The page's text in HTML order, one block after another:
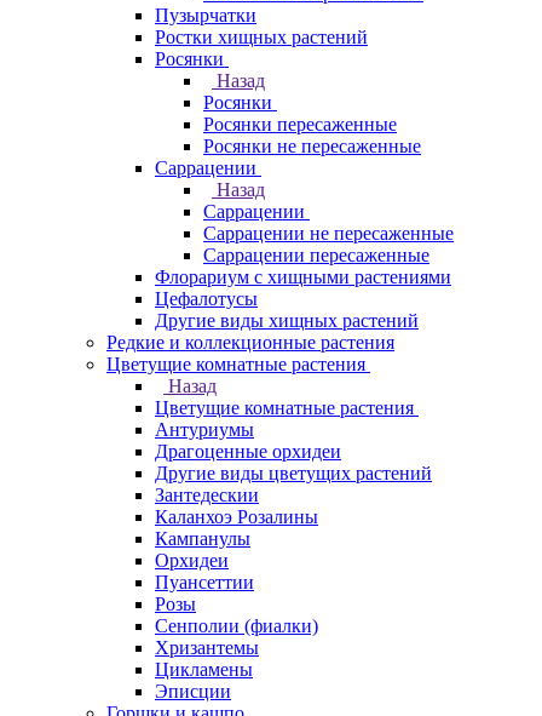
Пузырчатки
Ростки хищных растений
Росянки
Назад
Росянки
Росянки пересаженные
Росянки не пересаженные
Саррацении
Назад
Саррацении
Саррацении не пересаженные
Саррацении пересаженные
Флорариум с хищными растениями
Цефалотусы
Другие виды хищных растений
Редкие и коллекционные растения
Цветущие комнатные растения
Назад
Цветущие комнатные растения
Антуриумы
Драгоценные орхидеи
Другие виды цветущих растений
Зантедескии
Каланхоэ Розалины
Кампанулы
Орхидеи
Пуансеттии
Розы
Сенполии (фиалки)
Хризантемы
Цикламены
Эписции